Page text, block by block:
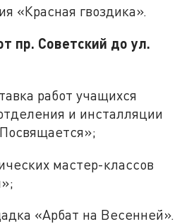
«Красная гвоздика».
пр. Советский до ул.
работ учащихся
и инсталляции
мастер-классов
«Арбат на Весенней».